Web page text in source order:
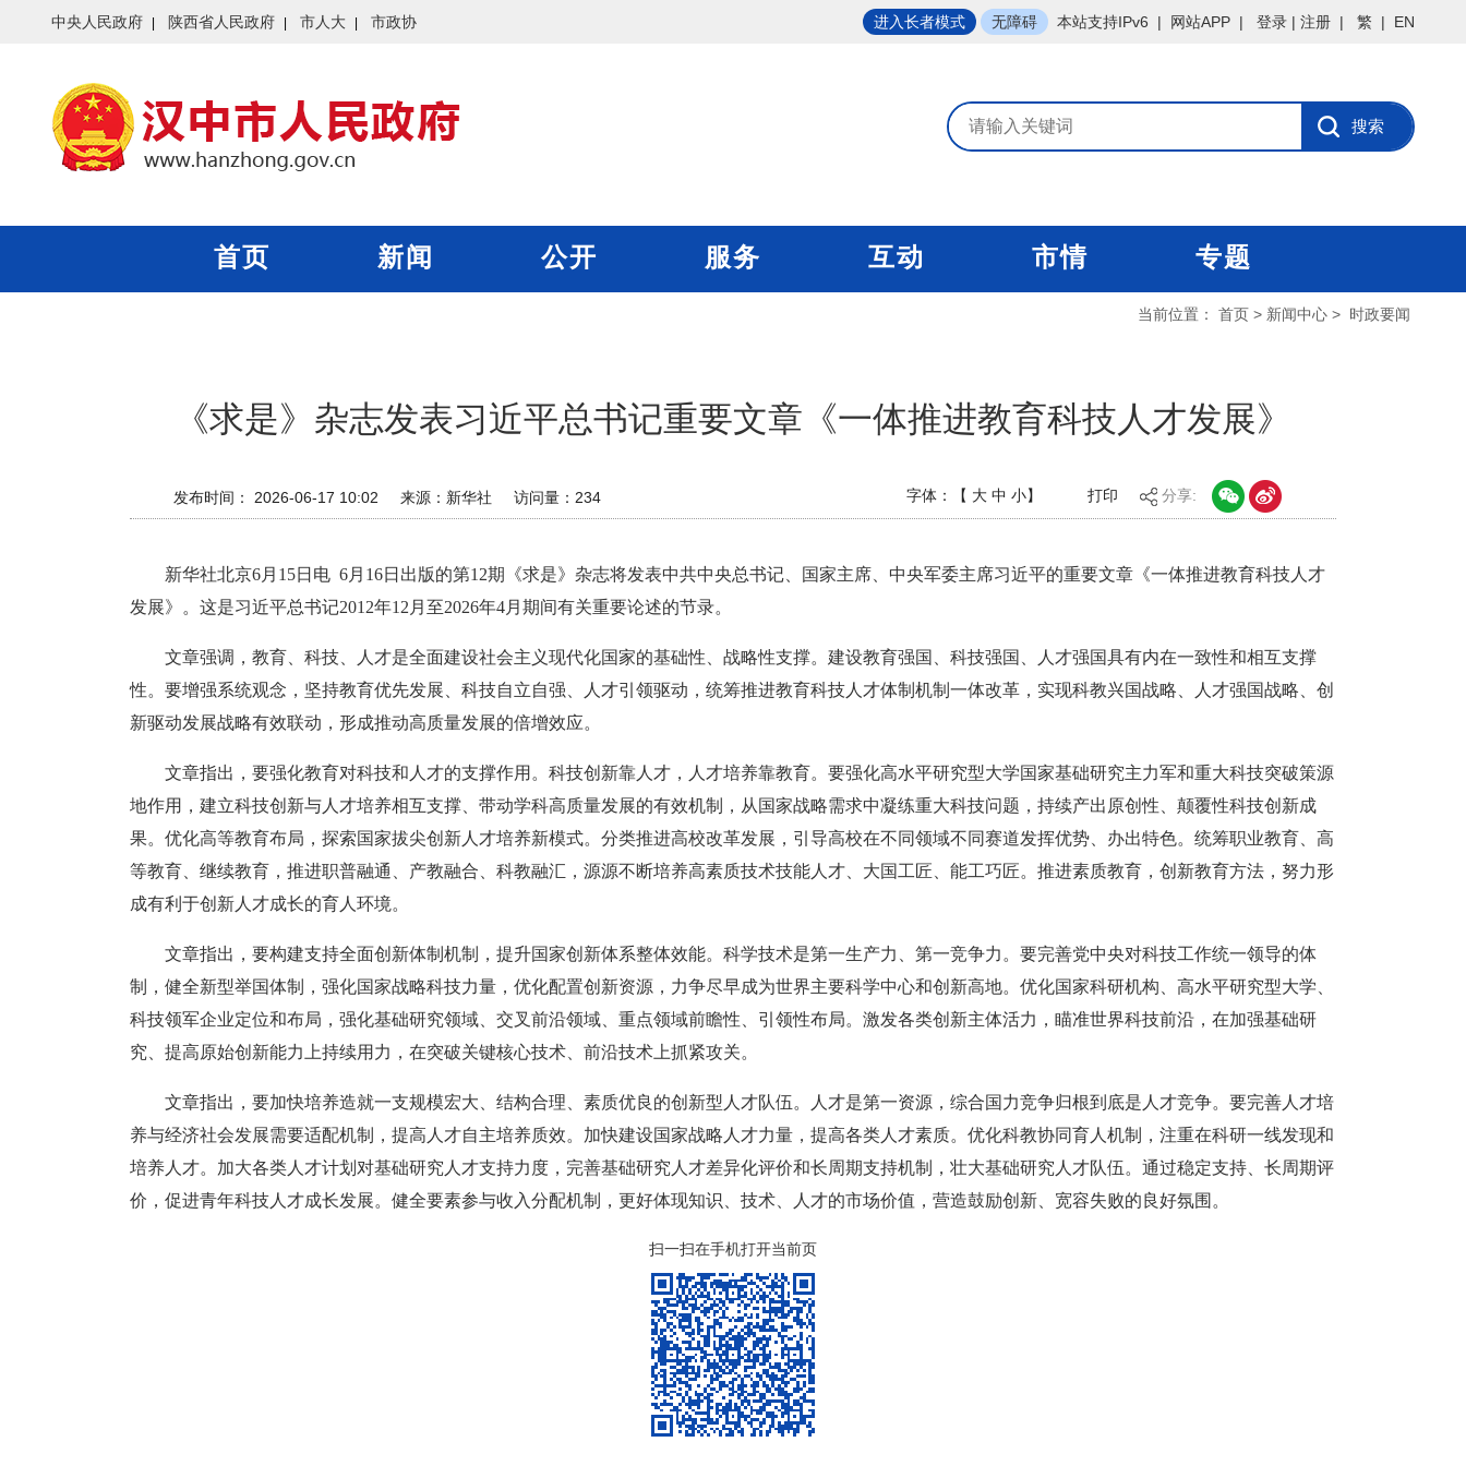
中央人民政府 陕西省人民政府 市人大 市政协 进入长者模式 无障碍 本站支持IPv6 | 网站APP | 登录 | 注册 | 繁 | EN
首页 新闻 公开 服务 互动 市情 专题
当前位置： 首页 > 新闻中心 > 时政要闻
《求是》杂志发表习近平总书记重要文章《一体推进教育科技人才发展》
发布时间： 2026-06-17 10:02 来源： 新华社 访问量： 234 字体：【 大 中 小】 打印 分享:
新华社北京6月15日电 6月16日出版的第12期《求是》杂志将发表中共中央总书记、国家主席、中央军委主席习近平的重要文章《一体推进教育科技人才
发展》。这是习近平总书记2012年12月至2026年4月期间有关重要论述的节录。
文章强调，教育、科技、人才是全面建设社会主义现代化国家的基础性、战略性支撑。建设教育强国、科技强国、人才强国具有内在一致性和相互支撑
性。要增强系统观念，坚持教育优先发展、科技自立自强、人才引领驱动，统筹推进教育科技人才体制机制一体改革，实现科教兴国战略、人才强国战略、创
新驱动发展战略有效联动，形成推动高质量发展的倍增效应。
文章指出，要强化教育对科技和人才的支撑作用。科技创新靠人才，人才培养靠教育。要强化高水平研究型大学国家基础研究主力军和重大科技突破策源
地作用，建立科技创新与人才培养相互支撑、带动学科高质量发展的有效机制，从国家战略需求中凝练重大科技问题，持续产出原创性、颠覆性科技创新成
果。优化高等教育布局，探索国家拔尖创新人才培养新模式。分类推进高校改革发展，引导高校在不同领域不同赛道发挥优势、办出特色。统筹职业教育、高
等教育、继续教育，推进职普融通、产教融合、科教融汇，源源不断培养高素质技术技能人才、大国工匠、能工巧匠。推进素质教育，创新教育方法，努力形
成有利于创新人才成长的育人环境。
文章指出，要构建支持全面创新体制机制，提升国家创新体系整体效能。科学技术是第一生产力、第一竞争力。要完善党中央对科技工作统一领导的体
制，健全新型举国体制，强化国家战略科技力量，优化配置创新资源，力争尽早成为世界主要科学中心和创新高地。优化国家科研机构、高水平研究型大学、
科技领军企业定位和布局，强化基础研究领域、交叉前沿领域、重点领域前瞻性、引领性布局。激发各类创新主体活力，瞄准世界科技前沿，在加强基础研
究、提高原始创新能力上持续用力，在突破关键核心技术、前沿技术上抓紧攻关。
文章指出，要加快培养造就一支规模宏大、结构合理、素质优良的创新型人才队伍。人才是第一资源，综合国力竞争归根到底是人才竞争。要完善人才培
养与经济社会发展需要适配机制，提高人才自主培养质效。加快建设国家战略人才力量，提高各类人才素质。优化科教协同育人机制，注重在科研一线发现和
培养人才。加大各类人才计划对基础研究人才支持力度，完善基础研究人才差异化评价和长周期支持机制，壮大基础研究人才队伍。通过稳定支持、长周期评
价，促进青年科技人才成长发展。健全要素参与收入分配机制，更好体现知识、技术、人才的市场价值，营造鼓励创新、宽容失败的良好氛围。
扫一扫在手机打开当前页